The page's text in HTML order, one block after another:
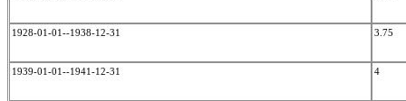
1928-01-01--1938-12-31 3.75
1939-01-01--1941-12-31 4